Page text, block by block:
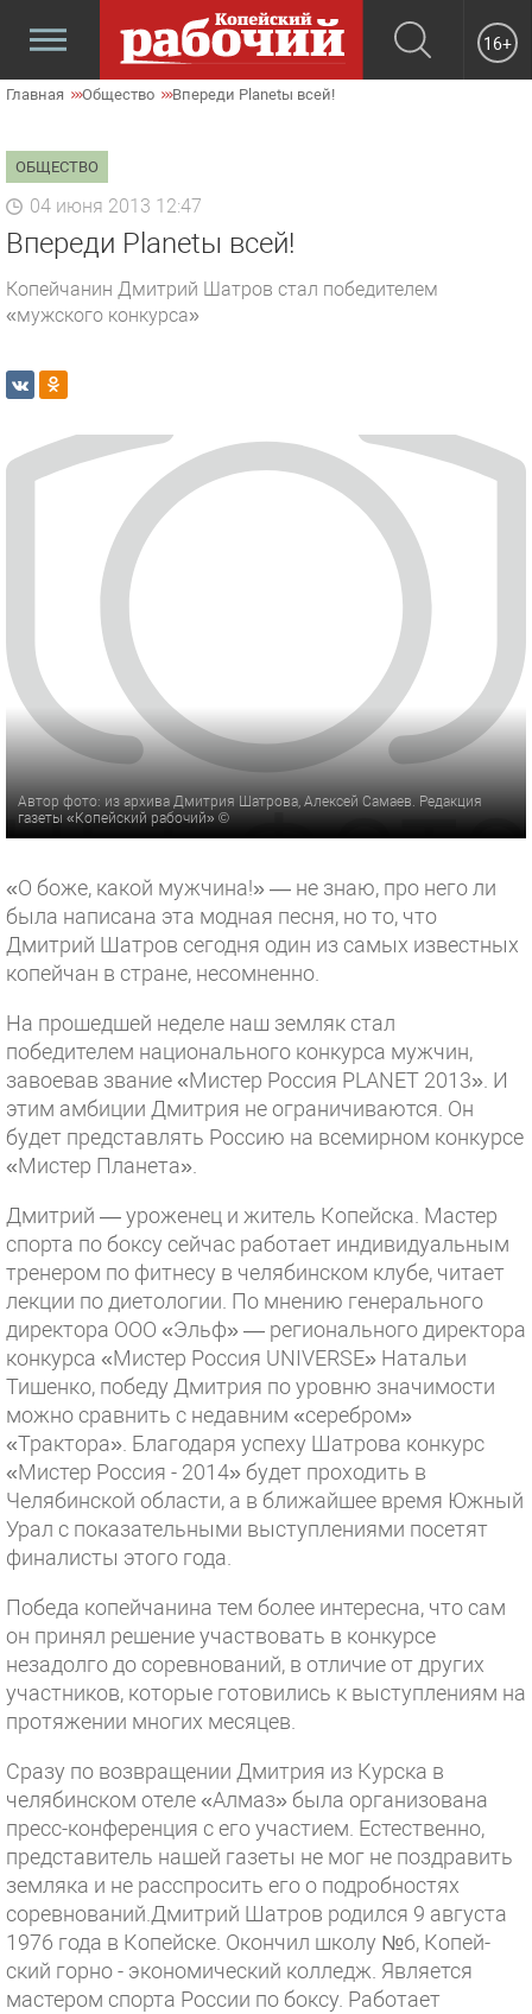
16+
Главная Общество Впереди Planetы всей!
ОБЩЕСТВО
04 июня 2013 12:47
Впереди Planetы всей!
Копейчанин Дмитрий Шатров стал победителем
«мужского конкурса»
Автор фото: из архива Дмитрия Шатрова, Алексей Самаев. Редакция
газеты «Копейский рабочий» ©
«О боже, какой мужчина!» — не знаю, про него ли
была написана эта модная песня, но то, что
Дмитрий Шатров сегодня один из самых известных
копейчан в стране, несомненно.
На прошедшей неделе наш земляк стал
победителем национального конкурса мужчин,
завоевав звание «Мистер Россия PLANET 2013». И
этим амбиции Дмитрия не ограничиваются. Он
будет представлять Россию на всемирном конкурсе
«Мистер Планета».
Дмитрий — уроженец и житель Копейска. Мастер
спорта по боксу сейчас работает индивидуальным
тренером по фитнесу в челябинском клубе, читает
лекции по диетологии. По мнению генерального
директора ООО «Эльф» — регионального директора
конкурса «Мистер Россия UNIVERSE» Натальи
Тишенко, победу Дмитрия по уровню значимости
можно сравнить с недавним «серебром»
«Трактора». Благодаря успеху Шатрова конкурс
«Мистер Россия - 2014» будет проходить в
Челябинской области, а в ближайшее время Южный
Урал с показательными выступлениями посетят
финалисты этого года.
Победа копейчанина тем более интересна, что сам
он принял решение участвовать в конкурсе
незадолго до соревнований, в отличие от других
участников, которые готовились к выступлениям на
протяжении многих месяцев.
Сразу по возвращении Дмитрия из Курска в
челябинском отеле «Алмаз» была организована
пресс-конференция с его участием. Естественно,
представитель нашей газеты не мог не поздравить
земляка и не расспросить его о подробностях
соревнований. Дмитрий Шатров родился 9 августа
1976 года в Копейске. Окончил школу №6, Копей-
ский горно - экономический колледж. Является
мастером спорта России по боксу. Работает